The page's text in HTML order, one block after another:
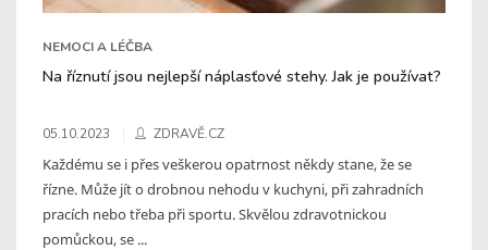
NEMOCI A LÉČBA
Na říznutí jsou nejlepší náplasťové stehy. Jak je používat?
05.10.2023 ZDRAVĚ.CZ
Každému se i přes veškerou opatrnost někdy stane, že se
řízne. Může jít o drobnou nehodu v kuchyni, při zahradních
pracích nebo třeba při sportu. Skvělou zdravotnickou
pomůckou, se ...